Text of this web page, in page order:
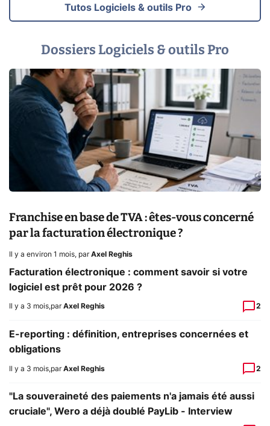
Tutos Logiciels & outils Pro
Dossiers Logiciels & outils Pro
Franchise en base de TVA : êtes-vous concerné
par la facturation électronique ?
Il y a environ 1 mois, par Axel Reghis
Facturation électronique : comment savoir si votre
logiciel est prêt pour 2026 ?
Il y a 3 mois,par Axel Reghis 2
E-reporting : définition, entreprises concernées et
obligations
Il y a 3 mois,par Axel Reghis 2
"La souveraineté des paiements n'a jamais été aussi
cruciale", Wero a déjà doublé PayLib - Interview